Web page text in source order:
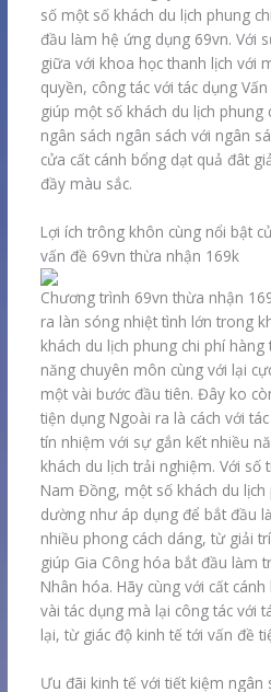
số một số khách du lịch phung
đầu làm hệ ứng dụng 69vn. Với
giữa với khoa học thanh lịch với
quyền, công tác với tác dụng
giúp một số khách du lịch phung
ngân sách ngân sách với ngân
cửa cất cánh bổng dạt quả đât
đầy màu sắc.
Lợi ích trông khôn cùng nổi bật
vấn đề 69vn thừa nhận 169k
Chương trình 69vn thừa nhận
ra làn sóng nhiệt tình lớn trong
khách du lịch phung chi phí
năng chuyên môn cùng với lại
một vài bước đầu tiên. Đây ko
tiện dụng Ngoài ra là cách với
tín nhiệm với sự gắn kết nhiều
khách du lịch trải nghiệm. Với số
Nam Đồng, một số khách du
dường như áp dụng để bắt đầu
nhiều phong cách dáng, từ giải
giúp Gia Công hóa bắt đầu làm
Nhân hóa. Hãy cùng với cất
vài tác dụng mà lại công tác với
lại, từ giác độ kinh tế tới vấn đề
Ưu đãi kinh tế với tiết kiệm ngân